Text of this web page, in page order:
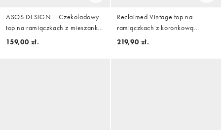
ASOS DESIGN – Czekoladowy
top na ramiączkach z mieszanki
lnu z frędzlami, część zestawu
159,00 zł.
Reclaimed Vintage top na
ramiączkach z koronkową
wstawką we wzór kwiatowy w
219,90 zł.